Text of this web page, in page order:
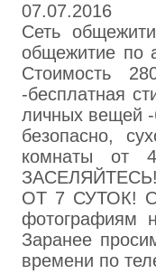
07.07.2016
Сеть
общежитие по
Стоимость
-бесплатная
личных вещей -
безопасно,
комнаты от
ОТ 7 СУТОК!
фотографиям
Заранее
времени по